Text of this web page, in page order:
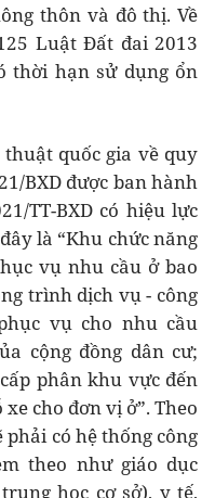
thôn và đô thị. Về
Luật Đất đai 2013
thời hạn sử dụng ổn
quốc gia về quy
BXD được ban hành
TT-BXD có hiệu lực
là “Khu chức năng
vụ nhu cầu ở bao
trình dịch vụ - công
vụ cho nhu cầu
cộng đồng dân cư;
phân khu vực đến
cho đơn vị ở”. Theo
có hệ thống công
theo như giáo dục
học cơ sở), y tế,